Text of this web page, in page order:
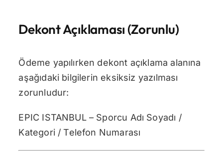
Dekont Açıklaması (Zorunlu)
Ödeme yapılırken dekont açıklama alanına
aşağıdaki bilgilerin eksiksiz yazılması
zorunludur:
EPIC ISTANBUL – Sporcu Adı Soyadı /
Kategori / Telefon Numarası